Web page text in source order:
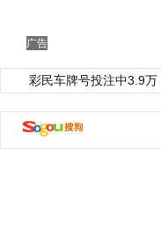
广告
彩民车牌号投注中3.9万